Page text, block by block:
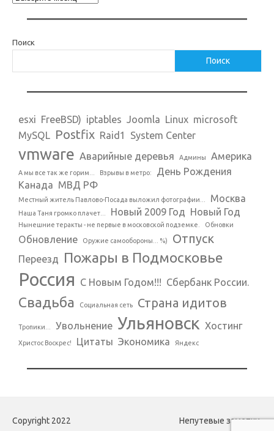
Поиск
Поиск
esxi FreeBSD) iptables Joomla Linux microsoft
MySQL Postfix Raid1 System Center
vmware Аварийные деревья Админы Америка
А мы все так же горим... Взрывы в метро:
День Рождения
Канада МВД РФ
Местный житель Павлово-Посада выложил фотографии... Москва
Наша Таня громко плачет... Новый 2009 Год Новый Год
Нынешние теракты - не первые в московской подземке. Обновки
Обновление Оружие самообороны... %) Отпуск
Переезд Пожары в Подмосковье
Россия С Новым Годом!!! Сбербанк России.
Свадьба Социальная сеть Страна идитов
Тропики... Увольнение Ульяновск Хостинг
Христос Воскрес! Цитаты Экономика Яндекс
Copyright 2022 Непутевые заметки.